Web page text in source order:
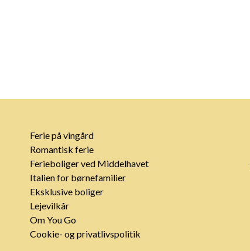
Ferie på vingård
Romantisk ferie
Ferieboliger ved Middelhavet
Italien for børnefamilier
Eksklusive boliger
Lejevilkår
Om You Go
Cookie- og privatlivspolitik